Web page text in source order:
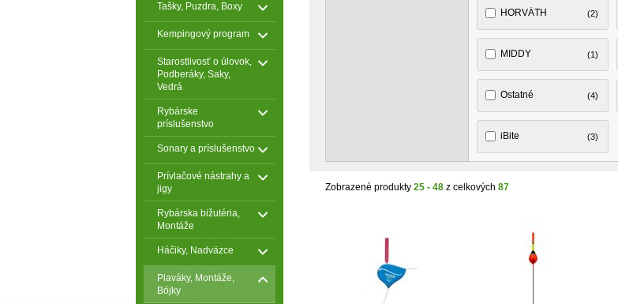
Tašky, Puzdra, Boxy
Kempingový program
Starostlivosť o úlovok,
Podberáky, Saky,
Vedrá
Rybárske
príslušenstvo
Sonary a príslušenstvo
Prívlačové nástrahy a
jigy
Rybárska bižutéria,
Montáže
Háčiky, Nadväzce
Plaváky, Montáže,
Bójky
HORVÁTH (2)
MIDDY (1)
Ostatné (4)
iBite (3)
Zobrazené produkty 25 - 48 z celkových 87